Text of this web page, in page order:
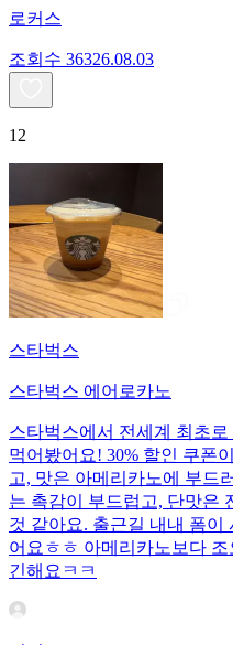
로커스
조회수 36326.08.03
12
스타벅스
스타벅스 에어로카노
스타벅스에서 전세계 최초
먹어봤어요! 30% 할인 쿠폰
고, 맛은 아메리카노에 부드
는 촉감이 부드럽고, 단맛은
것 같아요. 출근길 내내 폼이
어요ㅎㅎ 아메리카노보다
긴해요ㅋㅋ